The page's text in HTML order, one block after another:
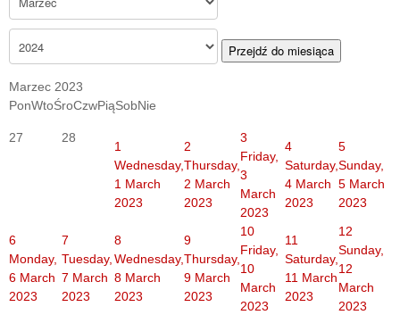
Przejdź do miesiąca
Marzec 2023
PonWtoŚroCzwPiąSobNie
27 28
1
Wednesday,
1 March
2023
2
Thursday,
2 March
2023
3
Friday,
3
March
2023
4
Saturday,
4 March
2023
5
Sunday,
5 March
2023
6
Monday,
6 March
2023
7
Tuesday,
7 March
2023
8
Wednesday,
8 March
2023
9
Thursday,
9 March
2023
10
Friday,
10
March
2023
11
Saturday,
11 March
2023
12
Sunday,
12
March
2023